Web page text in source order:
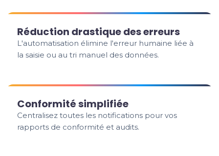
Réduction drastique des erreurs
L'automatisation élimine l'erreur humaine liée à
la saisie ou au tri manuel des données.
Conformité simplifiée
Centralisez toutes les notifications pour vos
rapports de conformité et audits.